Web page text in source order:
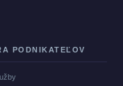
PODNIKATEĽOV